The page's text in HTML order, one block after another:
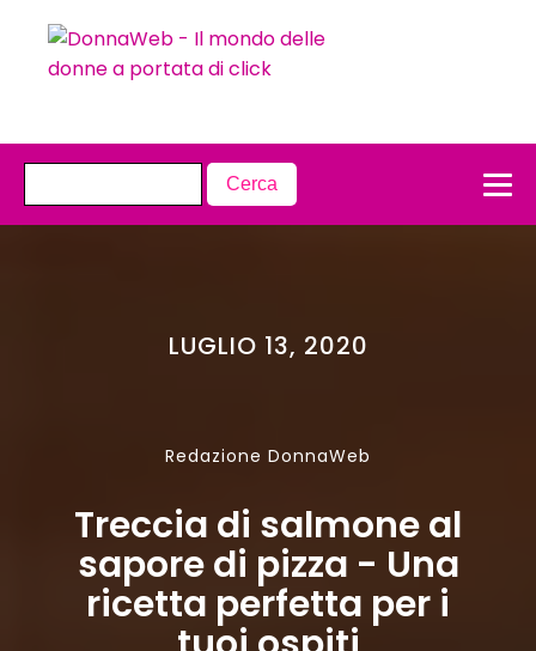
LUGLIO 13, 2020
Redazione DonnaWeb
Treccia di salmone al
sapore di pizza - Una
ricetta perfetta per i